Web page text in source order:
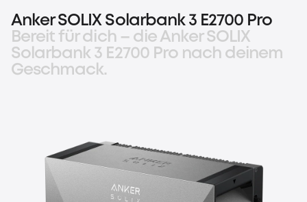
Anker SOLIX Solarbank 3 E2700 Pro
Bereit für dich – die Anker SOLIX
Solarbank 3 E2700 Pro nach deinem
Geschmack.